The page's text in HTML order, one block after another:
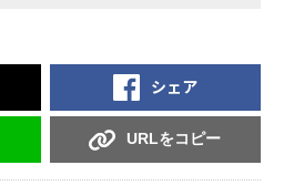
シェア
URLをコピー